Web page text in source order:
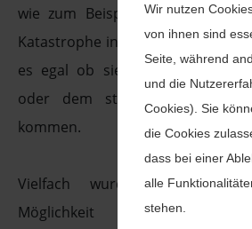
wie zum Beispiel bei der
Katastrophe in Deutschland.
es egal ob sie aus Bayern,
oder dem stark betroffenen
kommen.
Vielfach wurden wir nach
Möglichkeit einer
Wir nutzen
von ihnen sind
Seite, während
und die
Cookies). Sie
die Cookies
dass bei einer
alle
stehen.